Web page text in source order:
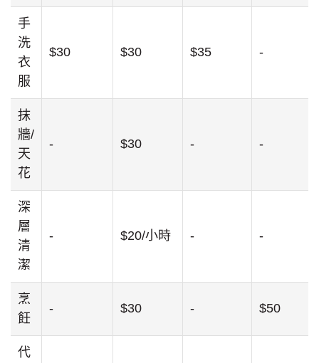
手
洗
衣
服
$30 $30 $35 -
抹
牆/
天
花
- $30 - -
深
層
清
潔
- $20/小時 - -
烹
飪
- $30 - $50
代